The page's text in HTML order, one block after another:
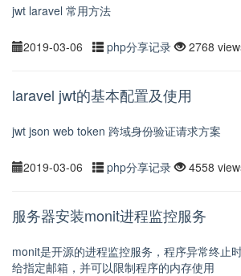
jwt laravel 常用方法
2019-03-06 php分享记录 2768
laravel jwt的基本配置及使用
jwt json web token 跨域身份验证请求方案
2019-03-06 php分享记录 4558
服务器安装monit进程监控服务
monit是开源的进程监控服务，程序异常终止
给指定邮箱，并可以限制程序的内存使用